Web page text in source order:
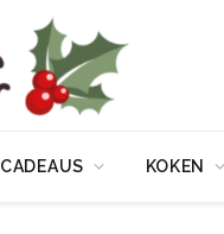
CADEAUS KOKEN